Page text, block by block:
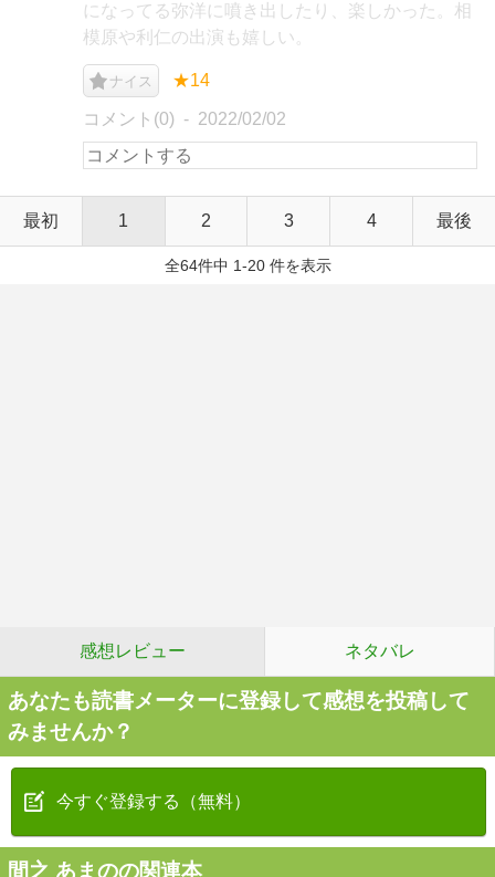
になってる弥洋に噴き出したり、楽しかった。相
模原や利仁の出演も嬉しい。
ナイス ★14
コメント(0) 2022/02/02
最初 1 2 3 4 最後
全64件中 1-20 件を表示
感想レビュー ネタバレ
あなたも読書メーターに登録して感想を投稿して
みませんか？
今すぐ登録する（無料）
間之 あまのの関連本